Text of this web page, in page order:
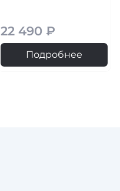
22 490 ₽
Подробнее